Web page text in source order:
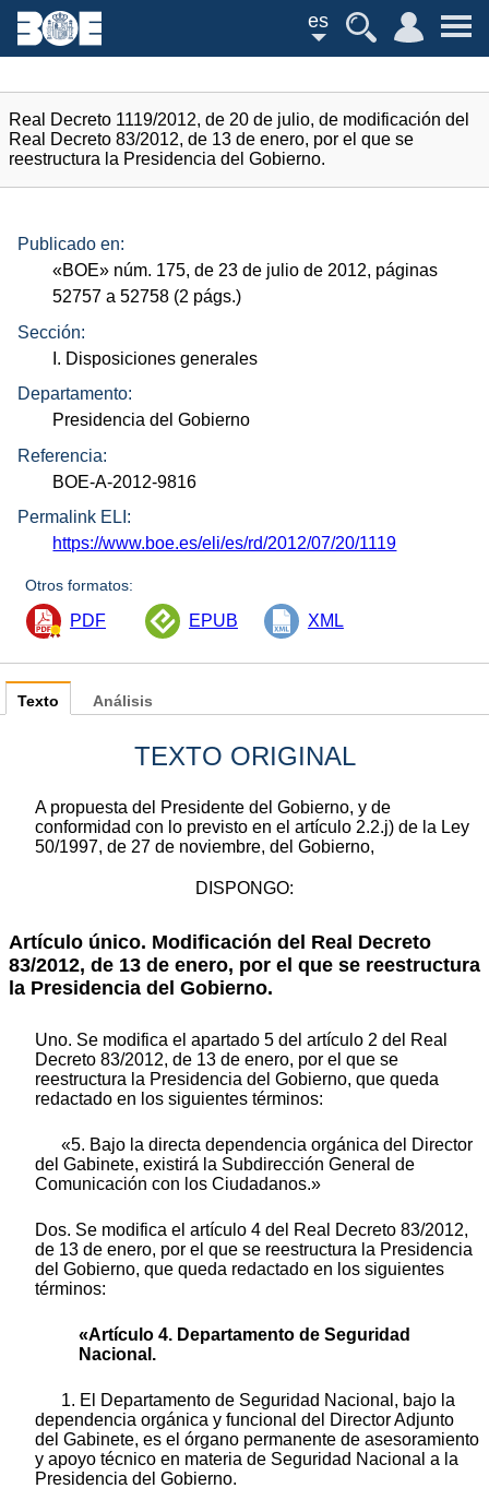
es
Real Decreto 1119/2012, de 20 de julio, de modificación del
Real Decreto 83/2012, de 13 de enero, por el que se
reestructura la Presidencia del Gobierno.
Publicado en:
«BOE» núm. 175, de 23 de julio de 2012, páginas
52757 a 52758 (2 págs.)
Sección:
I. Disposiciones generales
Departamento:
Presidencia del Gobierno
Referencia:
BOE-A-2012-9816
Permalink ELI:
https://www.boe.es/eli/es/rd/2012/07/20/1119
Otros formatos:
PDF EPUB XML
Texto
TEXTO ORIGINAL
A propuesta del Presidente del Gobierno, y de
conformidad con lo previsto en el artículo 2.2.j) de la Ley
50/1997, de 27 de noviembre, del Gobierno,
DISPONGO:
Artículo único. Modificación del Real Decreto
83/2012, de 13 de enero, por el que se reestructura
la Presidencia del Gobierno.
Uno. Se modifica el apartado 5 del artículo 2 del Real
Decreto 83/2012, de 13 de enero, por el que se
reestructura la Presidencia del Gobierno, que queda
redactado en los siguientes términos:
«5. Bajo la directa dependencia orgánica del Director
del Gabinete, existirá la Subdirección General de
Comunicación con los Ciudadanos.»
Dos. Se modifica el artículo 4 del Real Decreto 83/2012,
de 13 de enero, por el que se reestructura la Presidencia
del Gobierno, que queda redactado en los siguientes
términos:
«Artículo 4. Departamento de Seguridad
Nacional.
1. El Departamento de Seguridad Nacional, bajo la
dependencia orgánica y funcional del Director Adjunto
del Gabinete, es el órgano permanente de asesoramiento
y apoyo técnico en materia de Seguridad Nacional a la
Presidencia del Gobierno.
Análisis